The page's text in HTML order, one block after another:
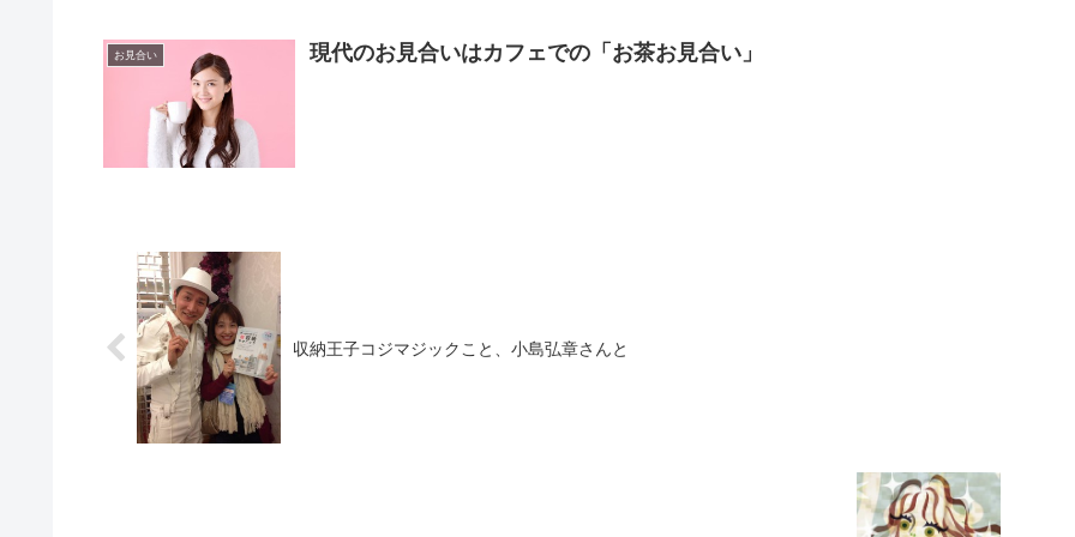
お見合い 現代のお見合いはカフェでの「お茶お見合い」
収納王子コジマジックこと、小島弘章さんと